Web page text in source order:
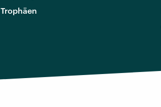
Trophäen